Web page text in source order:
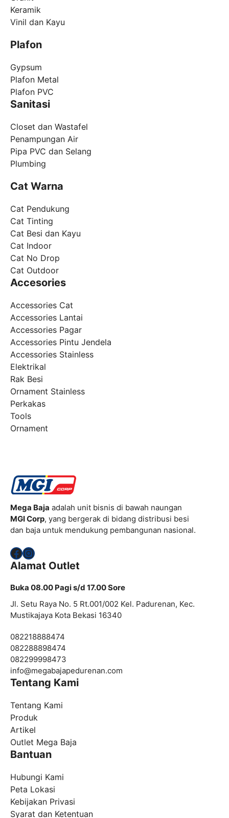
Keramik
Vinil dan Kayu
Plafon
Gypsum
Plafon Metal
Plafon PVC
Sanitasi
Closet dan Wastafel
Penampungan Air
Pipa PVC dan Selang
Plumbing
Cat Warna
Cat Pendukung
Cat Tinting
Cat Besi dan Kayu
Cat Indoor
Cat No Drop
Cat Outdoor
Accesories
Accessories Cat
Accessories Lantai
Accessories Pagar
Accessories Pintu Jendela
Accessories Stainless
Elektrikal
Rak Besi
Ornament Stainless
Perkakas
Tools
Ornament
Mega Baja adalah unit bisnis di bawah naungan
MGI Corp, yang bergerak di bidang distribusi besi
dan baja untuk mendukung pembangunan nasional.
Facebook
Instagram
Alamat Outlet
Buka 08.00 Pagi s/d 17.00 Sore
Jl. Setu Raya No. 5 Rt.001/002 Kel. Padurenan, Kec.
Mustikajaya Kota Bekasi 16340
082218888474
082288898474
082299998473
info@megabajapedurenan.com
Tentang Kami
Tentang Kami
Produk
Artikel
Outlet Mega Baja
Bantuan
Hubungi Kami
Peta Lokasi
Kebijakan Privasi
Syarat dan Ketentuan